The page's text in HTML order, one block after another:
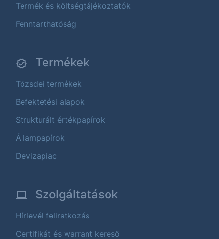
Termék és költségtájékoztatók
Fenntarthatóság
Termékek
Tőzsdei termékek
Befektetési alapok
Strukturált értékpapírok
Állampapírok
Devizapiac
Szolgáltatások
Hírlevél feliratkozás
Certifikát és warrant kereső